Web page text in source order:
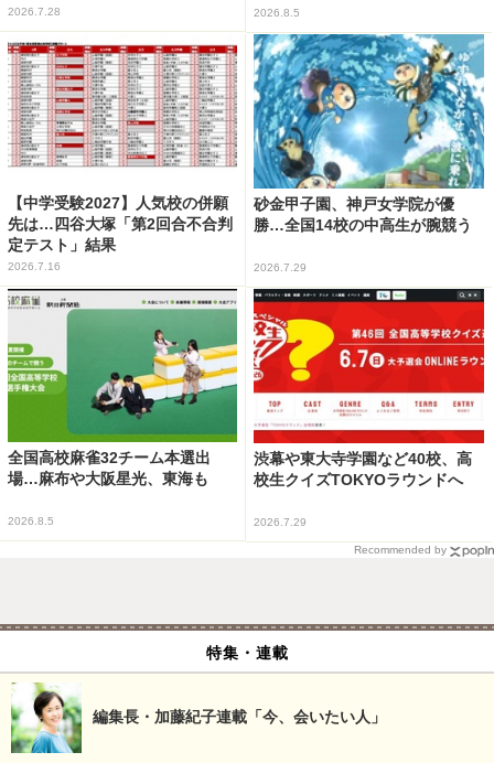
2026.7.28 2026.8.5
【中学受験2027】人気校の併願
先は…四谷大塚「第2回合不合判
定テスト」結果
2026.7.16
砂金甲子園、神戸女学院が優
勝…全国14校の中高生が腕競う
2026.7.29
全国高校麻雀32チーム本選出
場…麻布や大阪星光、東海も
2026.8.5
渋幕や東大寺学園など40校、高
校生クイズTOKYOラウンドへ
2026.7.29
Recommended by
特集・連載
編集長・加藤紀子連載「今、会いたい人」